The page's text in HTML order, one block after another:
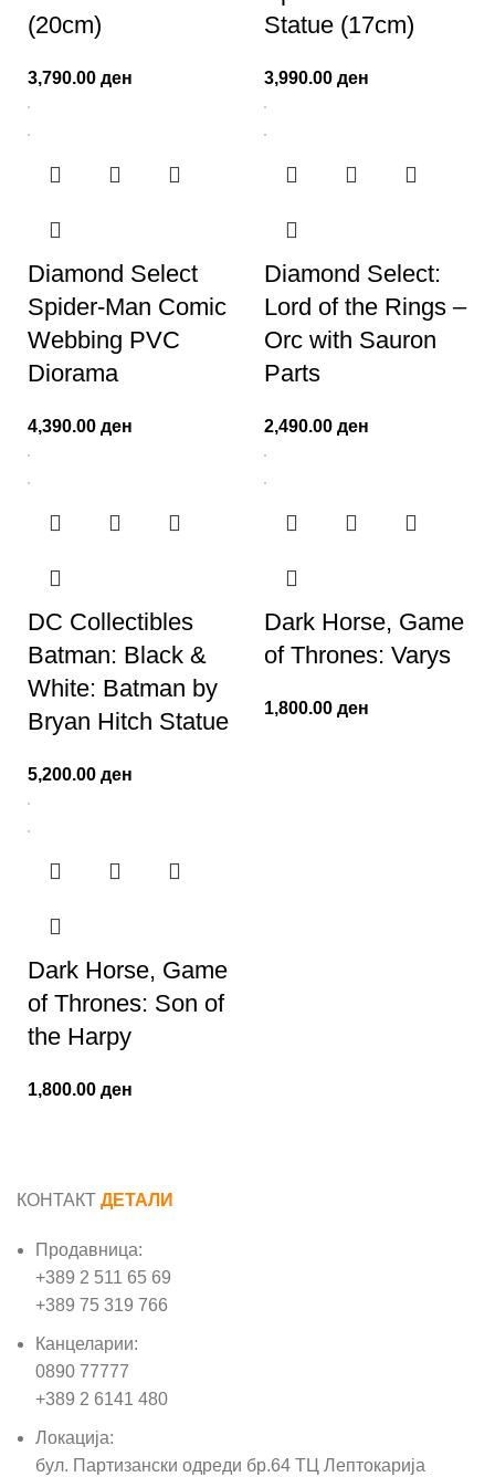
(20cm)
3,790.00 ден
Statue (17cm)
3,990.00 ден
Diamond Select
Spider-Man Comic
Webbing PVC
Diorama
4,390.00 ден
Diamond Select:
Lord of the Rings –
Orc with Sauron
Parts
2,490.00 ден
DC Collectibles
Batman: Black &
White: Batman by
Bryan Hitch Statue
5,200.00 ден
Dark Horse, Game
of Thrones: Varys
1,800.00 ден
Dark Horse, Game
of Thrones: Son of
the Harpy
1,800.00 ден
КОНТАКТ ДЕТАЛИ
Продавница:
+389 2 511 65 69
+389 75 319 766
Канцеларии:
0890 77777
+389 2 6141 480
Локација:
бул. Партизански одреди бр.64 ТЦ Лептокарија